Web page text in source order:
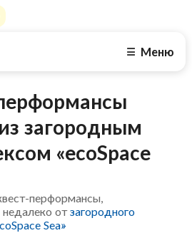
☰ Меню
загородным
«ecoSpace
перформансы,
недалеко отзагородного
Sea»